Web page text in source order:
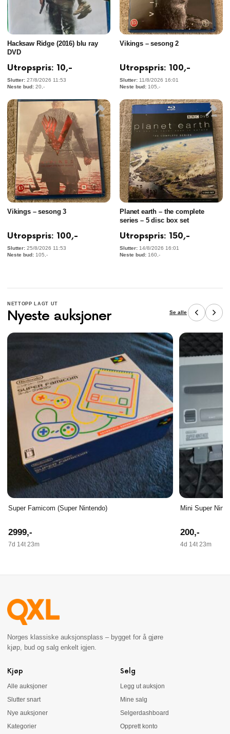
Hacksaw Ridge (2016) blu ray
DVD
Utropspris: 10,-
27/8/2026 11:53
20 ,-
Vikings – sesong 2
Utropspris: 100,-
11/8/2026 16:01
105 ,-
Vikings – sesong 3
Utropspris: 100,-
25/8/2026 11:53
105 ,-
Planet earth – the complete
series – 5 disc box set
Utropspris: 150,-
14/8/2026 16:01
160 ,-
NETTOPP LAGT UT
Nyeste auksjoner Se alle
Super Famicom (Super Nintendo)
2999,-
7d 14t 23m
Mini Super
200,-
4d 14t 23m
Norges klassiske auksjonsplass – bygget for å gjøre
kjøp, bud og salg enkelt igjen.
Kjøp
Alle auksjoner
Slutter snart
Nye auksjoner
Kategorier
Selg
Legg ut auksjon
Mine salg
Selgerdashboard
Opprett konto